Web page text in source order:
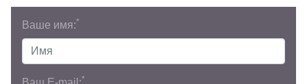
Ваше имя:*
*